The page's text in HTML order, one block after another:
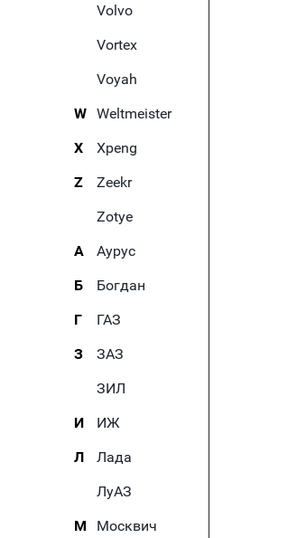
Volvo
Vortex
Voyah
W Weltmeister
X
Xpeng
Z
Zeekr
Zotye
А
Аурус
Б
Богдан
Г
ГАЗ
З
ЗАЗ
ЗИЛ
И
ИЖ
Л
Лада
ЛуАЗ
М
Москвич